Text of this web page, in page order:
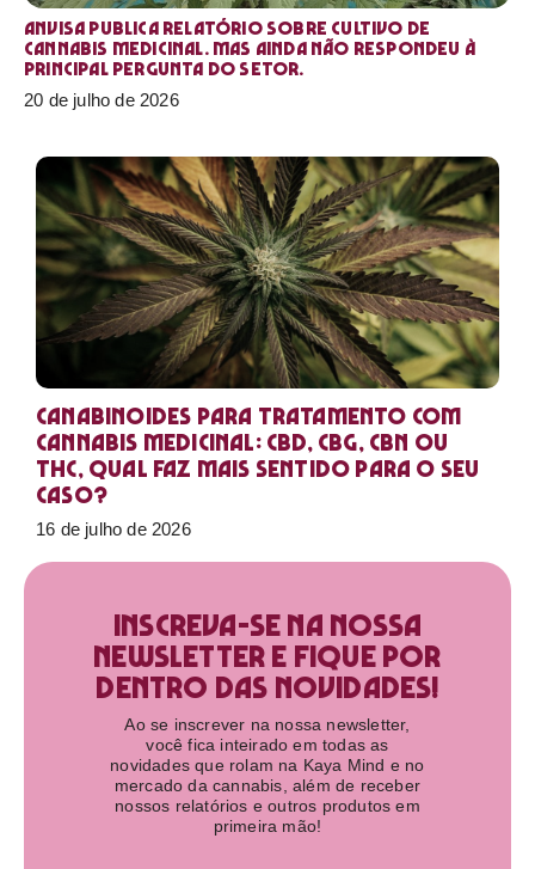
Anvisa publica relatório sobre cultivo de
Cannabis medicinal. Mas ainda não respondeu à
principal pergunta do setor.
20 de julho de 2026
Canabinoides para tratamento com
cannabis medicinal: CBD, CBG, CBN ou
THC, qual faz mais sentido para o seu
caso?
16 de julho de 2026
Inscreva-se na nossa
newsletter e fique por
dentro das novidades!​
Ao se inscrever na nossa newsletter,
você fica inteirado em todas as
novidades que rolam na Kaya Mind e no
mercado da cannabis, além de receber
nossos relatórios e outros produtos em
primeira mão!